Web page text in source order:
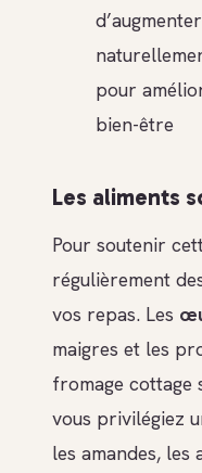
pour
bien-être
Les aliments
Pour soutenir
régulièrement
vos repas. Les
maigres et les
fromage cottage
vous privilégiez
les amandes, les